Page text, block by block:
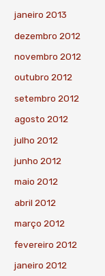
janeiro 2013
dezembro 2012
novembro 2012
outubro 2012
setembro 2012
agosto 2012
julho 2012
junho 2012
maio 2012
abril 2012
março 2012
fevereiro 2012
janeiro 2012